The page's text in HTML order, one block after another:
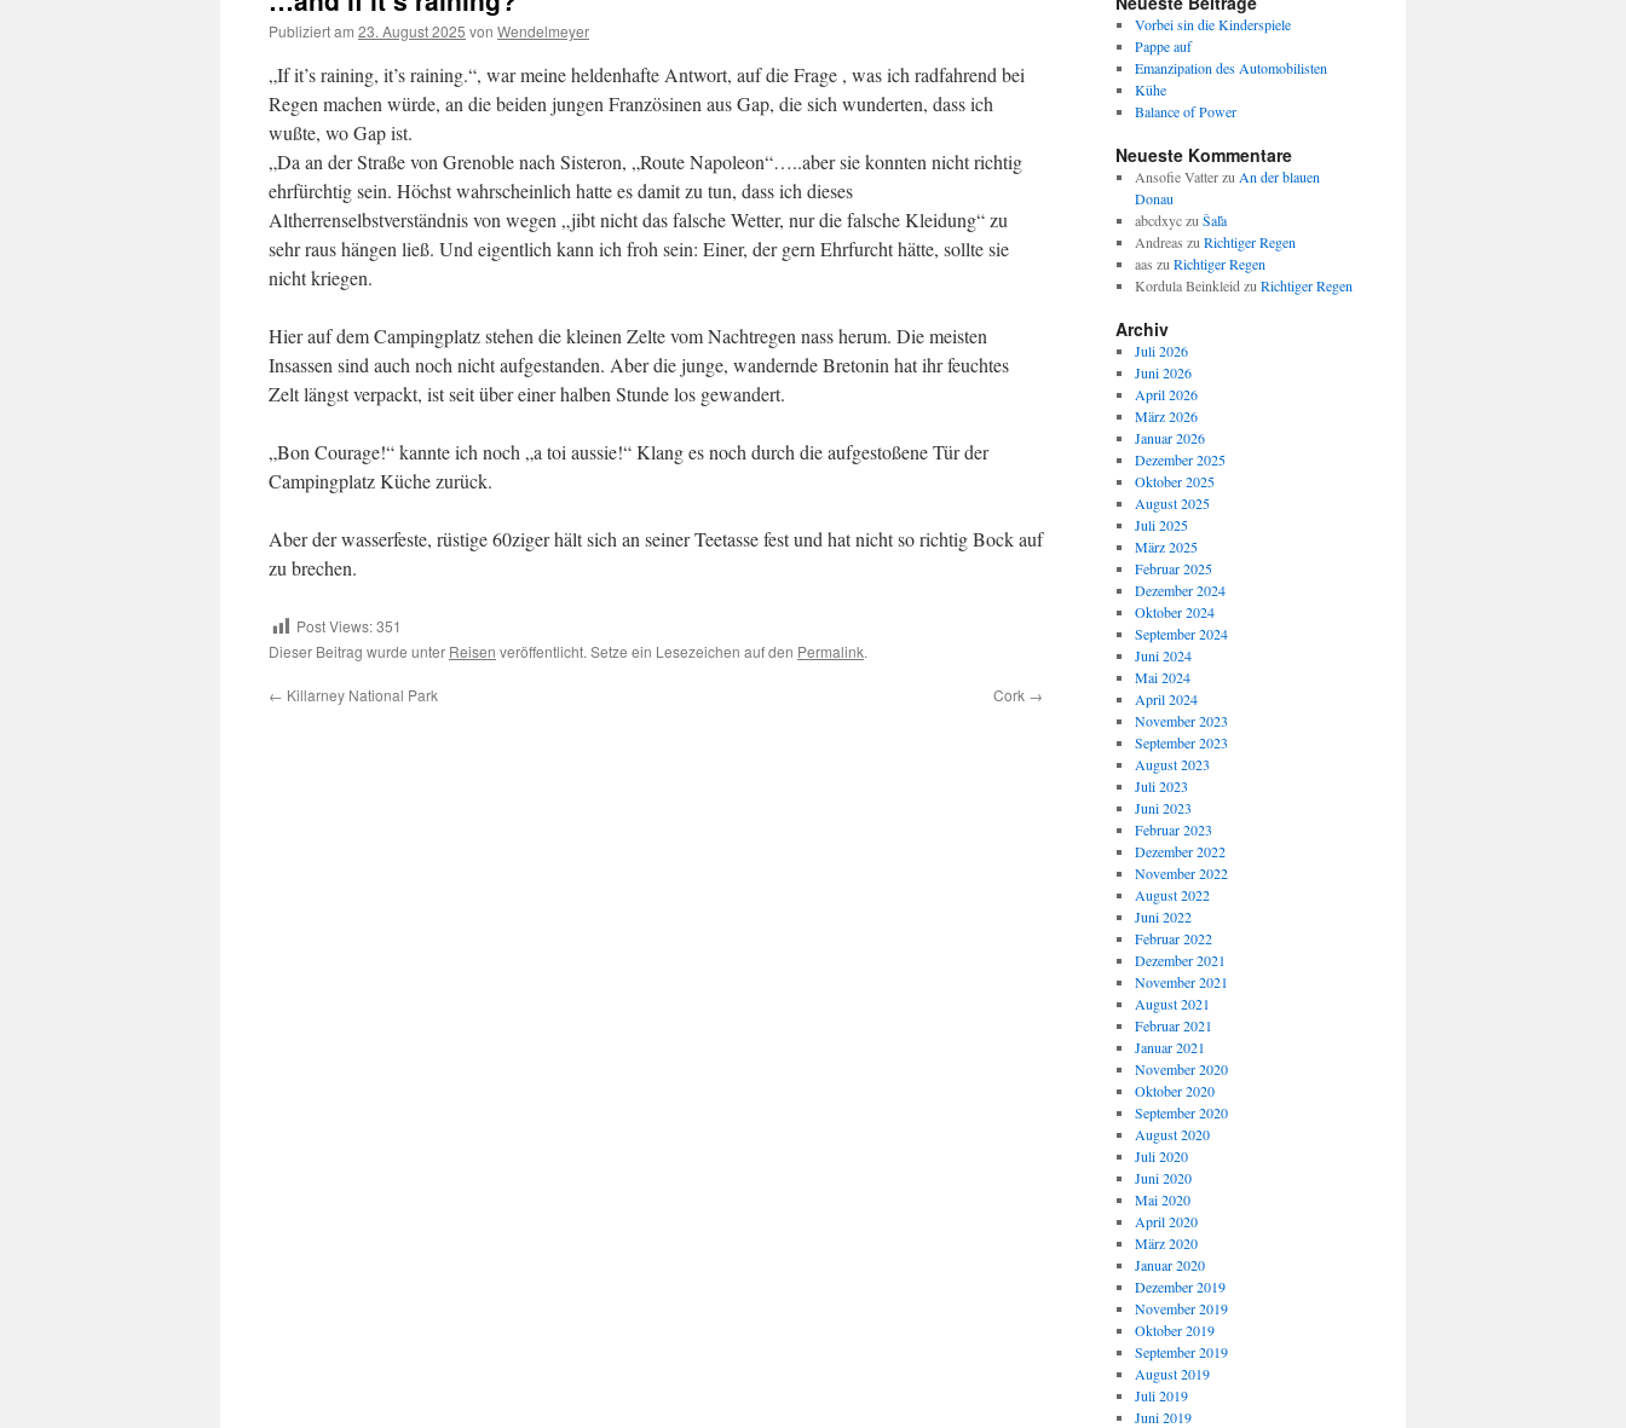
Publiziert am 23. August 2025 von Wendelmeyer
„If it’s raining, it’s raining.“, war meine heldenhafte Antwort, auf die Frage , was ich radfahrend bei
Regen machen würde, an die beiden jungen Französinen aus Gap, die sich wunderten, dass ich
wußte, wo Gap ist.
„Da an der Straße von Grenoble nach Sisteron, „Route Napoleon“…..aber sie konnten nicht richtig
ehrfürchtig sein. Höchst wahrscheinlich hatte es damit zu tun, dass ich dieses
Altherrenselbstverständnis von wegen „jibt nicht das falsche Wetter, nur die falsche Kleidung“ zu
sehr raus hängen ließ. Und eigentlich kann ich froh sein: Einer, der gern Ehrfurcht hätte, sollte sie
nicht kriegen.
Hier auf dem Campingplatz stehen die kleinen Zelte vom Nachtregen nass herum. Die meisten
Insassen sind auch noch nicht aufgestanden. Aber die junge, wandernde Bretonin hat ihr feuchtes
Zelt längst verpackt, ist seit über einer halben Stunde los gewandert.
„Bon Courage!“ kannte ich noch „a toi aussie!“ Klang es noch durch die aufgestoßene Tür der
Campingplatz Küche zurück.
Aber der wasserfeste, rüstige 60ziger hält sich an seiner Teetasse fest und hat nicht so richtig Bock auf
zu brechen.
Post Views:351
Dieser Beitrag wurde unter Reisen veröffentlicht. Setze ein Lesezeichen auf den Permalink.
← Killarney National Park Cork →
Vorbei sin die Kinderspiele
Pappe auf
Emanzipation des Automobilisten
Kühe
Balance of Power
Neueste Kommentare
Ansofie Vatterzu An der blauen
Donau
abcdxyczu Šaľa
Andreas zu Richtiger Regen
aas zu Richtiger Regen
Kordula Beinkleid zu Richtiger Regen
Archiv
Juli 2026
Juni 2026
April 2026
März 2026
Januar 2026
Dezember 2025
Oktober 2025
August 2025
Juli 2025
März 2025
Februar 2025
Dezember 2024
Oktober 2024
September 2024
Juni 2024
Mai 2024
April 2024
November 2023
September 2023
August 2023
Juli 2023
Juni 2023
Februar 2023
Dezember 2022
November 2022
August 2022
Juni 2022
Februar 2022
Dezember 2021
November 2021
August 2021
Februar 2021
Januar 2021
November 2020
Oktober 2020
September 2020
August 2020
Juli 2020
Juni 2020
Mai 2020
April 2020
März 2020
Januar 2020
Dezember 2019
November 2019
Oktober 2019
September 2019
August 2019
Juli 2019
Juni 2019